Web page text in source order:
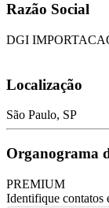
Razão Social
DGI
Localização
São Paulo, SP
Organograma
PREMIUM
Identifique contatos